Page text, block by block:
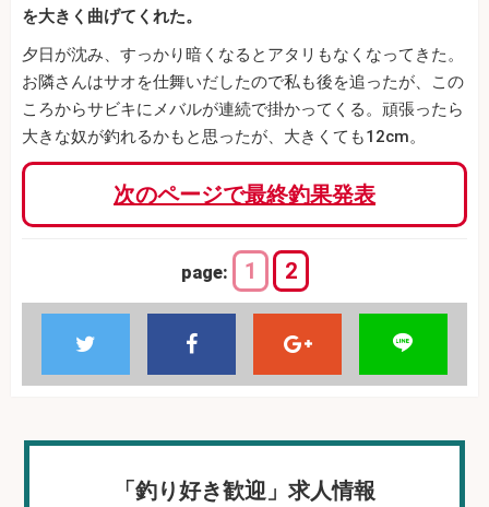
を大きく曲げてくれた。
夕日が沈み、すっかり暗くなるとアタリもなくなってきた。
お隣さんはサオを仕舞いだしたので私も後を追ったが、この
ころからサビキにメバルが連続で掛かってくる。頑張ったら
大きな奴が釣れるかもと思ったが、大きくても12cm。
次のページで最終釣果発表
page: 1 2
「釣り好き歓迎」求人情報